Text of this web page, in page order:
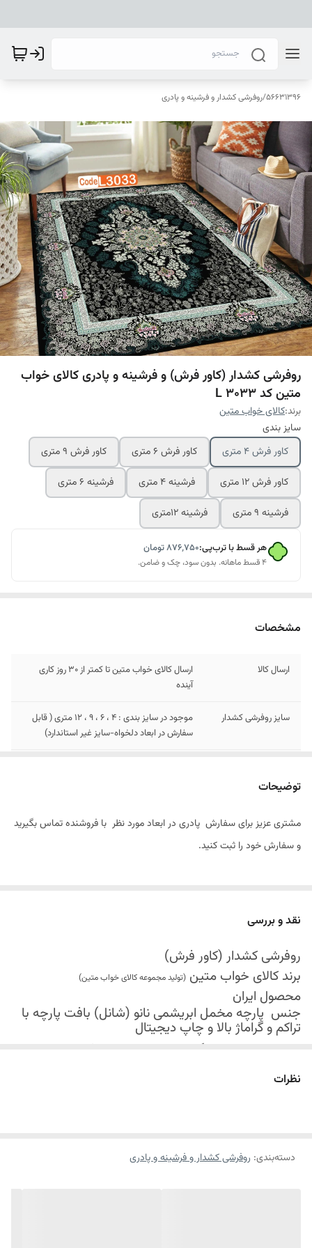
56631396
/روفرشی کشدار و فرشینه و پادری
روفرشی کشدار (کاور فرش) و فرشینه و پادری کالای خواب
متین کد L 3033
برند:کالای خواب متین
سایز بندی
کاور فرش 4 متری
کاور فرش 6 متری
کاور فرش 9 متری
کاور فرش 12 متری
فرشینه 4 متری
فرشینه 6 متری
فرشینه 9 متری
فرشینه 12متری
هر قسط با ترب‌پی:۸۷۶٬۷۵۰تومان
۴ قسط ماهانه. بدون سود، چک و ضامن.
مشخصات
ارسال کالا
ارسال کالای خواب متین تا کمتر از 30 روز کاری
آینده
سایز روفرشی کشدار
موجود در سایز بندی : 4 ، 6 ، 9 ، 12 متری ( قابل
سفارش در ابعاد دلخواه-سایز غیر استاندارد)
توضیحات
مشتری عزیز برای سفارش پادری در ابعاد مورد نظر با فروشنده تماس بگیرید
و سفارش خود را ثبت کنید.
نقد و بررسی
روفرشی کشدار (کاور فرش)
برند کالای خواب متین (تولید مجموعه کالای خواب متین)
محصول ایران
جنس پارچه مخمل ابریشمی نانو (شانل) بافت پارچه با
تراکم و گراماژ بالا و چاپ دیجیتال
کش دوزی در چهار گوشه محصول جهت فیکس شدن
قابل شستشو
ابعاد 4 متری : 150*225 سانتیمتر
نظرات
دسته‌بندی: روفرشی کشدار و فرشینه و پادری